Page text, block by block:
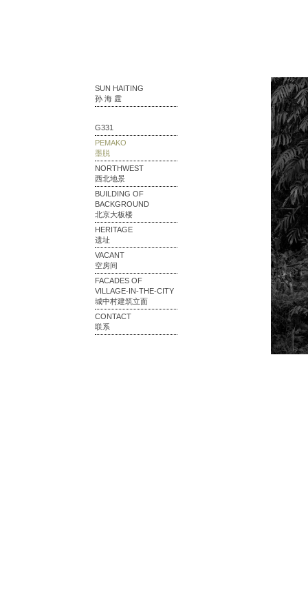
SUN HAITING
孙 海 霆
G331
PEMAKO
墨脱
NORTHWEST
西北地景
BUILDING OF
BACKGROUND
北京大板楼
HERITAGE
遗址
VACANT
空房间
FACADES OF
VILLAGE-IN-THE-CITY
城中村建筑立面
CONTACT
联系